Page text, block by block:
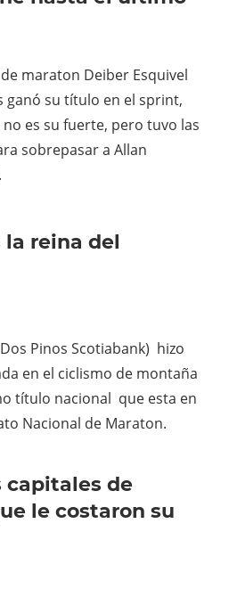
maraton Deiber Esquivel
ganó su título en el sprint,
es su fuerte, pero tuvo las
sobrepasar a Allan
la reina del
Pinos Scotiabank) hizo
en el ciclismo de montaña
título nacional que esta en
Nacional de Maraton.
capitales de
le costaron su